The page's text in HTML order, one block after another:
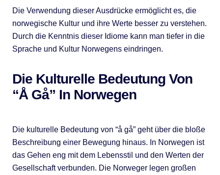
Die Verwendung dieser Ausdrücke ermöglicht es, die
norwegische Kultur und ihre Werte besser zu verstehen.
Durch die Kenntnis dieser Idiome kann man tiefer in die
Sprache und Kultur Norwegens eindringen.
Die Kulturelle Bedeutung Von
“Å Gå” In Norwegen
Die kulturelle Bedeutung von “å gå” geht über die bloße
Beschreibung einer Bewegung hinaus. In Norwegen ist
das Gehen eng mit dem Lebensstil und den Werten der
Gesellschaft verbunden. Die Norweger legen großen